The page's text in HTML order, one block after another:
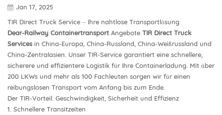
Jan 17, 2025
TIR Direct Truck Service – Ihre nahtlose Transportlösung
Dear-Railway Containertransport Angebote TIR Direct Truck
Servicesin China-Europa, China-Russland, China-Weißrussland und
China-Zentralasien. Unser TIR-Service garantiert eine schnellere,
sicherere und effizientere Logistik für Ihre Containerladung. Mit über
200 LKWs und mehr als 100 Fachleuten sorgen wir für einen
reibungslosen Transport vom Anfang bis zum Ende.
Der TIR-Vorteil: Geschwindigkeit, Sicherheit und Effizienz
1. Schnellere Transitzeiten